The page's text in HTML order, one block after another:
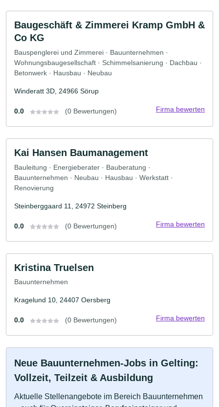
Baugeschäft & Zimmerei Kramp GmbH &
Co KG
Bauspenglerei und Zimmerei · Bauunternehmen ·
Wohnungsbaugesellschaft · Schimmelsanierung · Dachbau ·
Betonwerk · Hausbau · Neubau
Winderatt 3D, 24966 Sörup
0.0 (0 Bewertungen) Firma bewerten
Kai Hansen Baumanagement
Bauleitung · Energieberater · Bauberatung ·
Bauunternehmen · Neubau · Hausbau · Werkstatt ·
Renovierung
Steinberggaard 11, 24972 Steinberg
0.0 (0 Bewertungen) Firma bewerten
Kristina Truelsen
Bauunternehmen
Kragelund 10, 24407 Oersberg
0.0 (0 Bewertungen) Firma bewerten
Neue Bauunternehmen-Jobs in Gelting:
Vollzeit, Teilzeit & Ausbildung
Aktuelle Stellenangebote im Bereich Bauunternehmen